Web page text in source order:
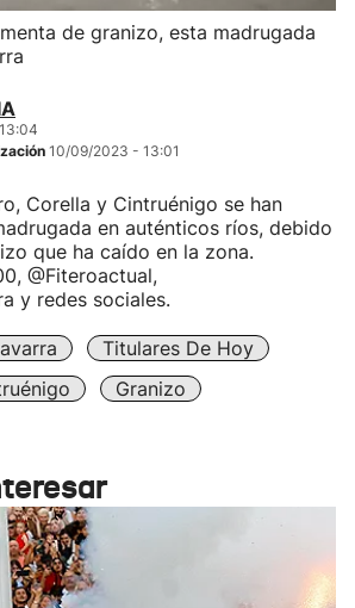
de granizo, esta madrugada
10/09/2023 - 13:01
Corella y Cintruénigo se han
en auténticos ríos, debido
que ha caído en la zona.
@Fiteroactual,
y redes sociales.
Titulares De Hoy
Granizo